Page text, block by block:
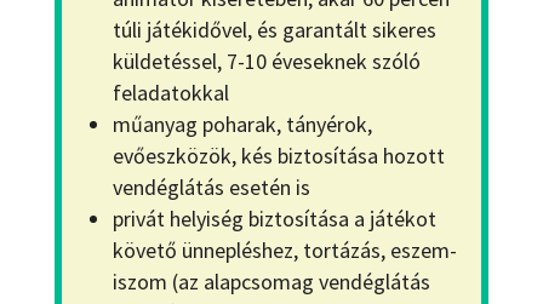
túli játékidővel, és garantált sikeres
küldetéssel, 7-10 éveseknek szóló
feladatokkal
műanyag poharak, tányérok,
evőeszközök, kés biztosítása hozott
vendéglátás esetén is
privát helyiség biztosítása a játékot
követő ünnepléshez, tortázás, eszem-
iszom (az alapcsomag vendéglátás